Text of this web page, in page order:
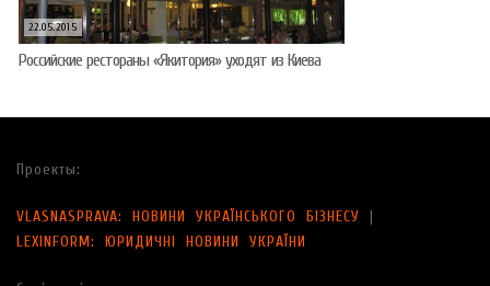
22.05.2015
Российские рестораны «Якитория» уходят из Киева
Проекты:
VLASNASPRAVA: НОВИНИ УКРАЇНСЬКОГО БІЗНЕСУ |
LEXINFORM: ЮРИДИЧНІ НОВИНИ УКРАЇНИ